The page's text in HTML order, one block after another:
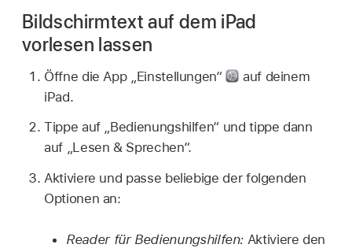
Bildschirmtext auf dem iPad
vorlesen lassen
Öffne die App „Einstellungen“
auf deinem
iPad.
Tippe auf „Bedienungshilfen“ und tippe dann
auf „Lesen & Sprechen“.
Aktiviere und passe beliebige der folgenden
Optionen an:
Reader für Bedienungshilfen: Aktiviere den